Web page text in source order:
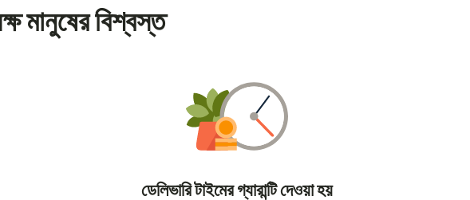
মানুষের বিশ্বস্ত
ডেলিভারি টাইমের গ্যারান্টি দেওয়া হয়